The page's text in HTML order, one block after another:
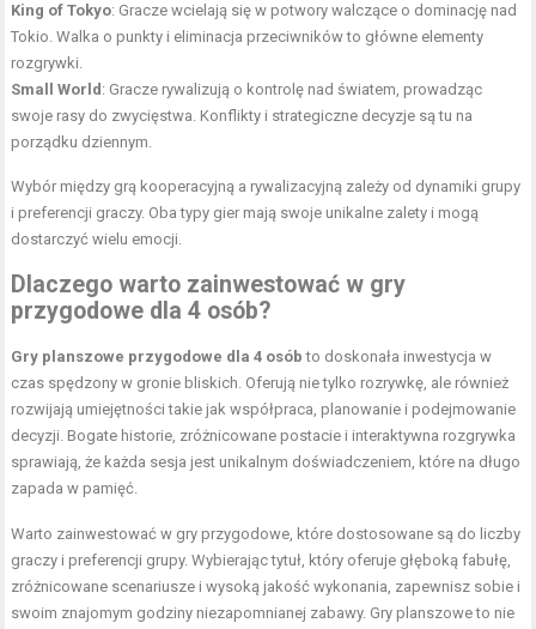
King of Tokyo: Gracze wcielają się w potwory walczące o dominację nad
Tokio. Walka o punkty i eliminacja przeciwników to główne elementy
rozgrywki.
Small World : Gracze rywalizują o kontrolę nad światem, prowadząc
swoje rasy do zwycięstwa. Konflikty i strategiczne decyzje są tu na
porządku dziennym.
Wybór między grą kooperacyjną a rywalizacyjną zależy od dynamiki grupy
i preferencji graczy. Oba typy gier mają swoje unikalne zalety i mogą
dostarczyć wielu emocji.
Dlaczego warto zainwestować w gry
przygodowe dla 4 osób?
Gry planszowe przygodowe dla 4 osób to doskonała inwestycja w
czas spędzony w gronie bliskich. Oferują nie tylko rozrywkę, ale również
rozwijają umiejętności takie jak współpraca, planowanie i podejmowanie
decyzji. Bogate historie, zróżnicowane postacie i interaktywna rozgrywka
sprawiają, że każda sesja jest unikalnym doświadczeniem, które na długo
zapada w pamięć.
Warto zainwestować w gry przygodowe, które dostosowane są do liczby
graczy i preferencji grupy. Wybierając tytuł, który oferuje głęboką fabułę,
zróżnicowane scenariusze i wysoką jakość wykonania, zapewnisz sobie i
swoim znajomym godziny niezapomnianej zabawy. Gry planszowe to nie